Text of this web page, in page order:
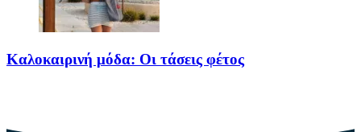
Καλοκαιρινή μόδα: Οι τάσεις φέτος